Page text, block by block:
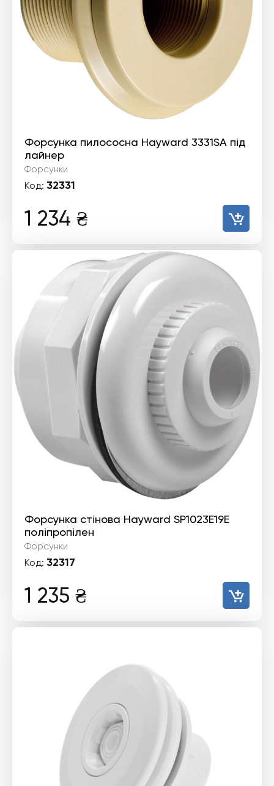
Форсунка пилососна Hayward 3331SA під
лайнер
Форсунки
Код: 32331
1 234 ₴
Форсунка стінова Hayward SP1023E19E
поліпропілен
Форсунки
Код: 32317
1 235 ₴